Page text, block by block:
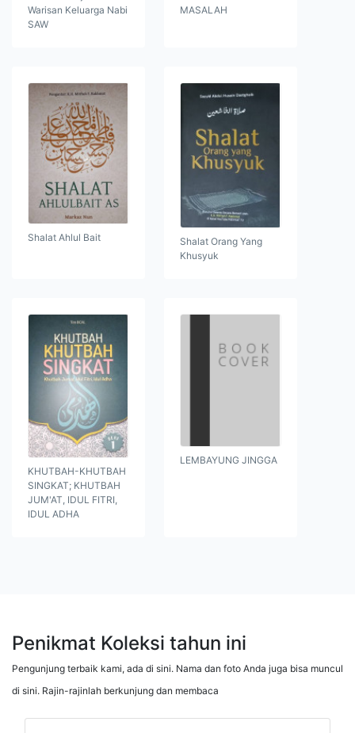
Warisan Keluarga Nabi
SAW
MASALAH
Shalat Ahlul Bait
Shalat Orang Yang
Khusyuk
KHUTBAH-KHUTBAH
SINGKAT; KHUTBAH
JUM'AT, IDUL FITRI,
IDUL ADHA
LEMBAYUNG JINGGA
Penikmat Koleksi tahun ini
Pengunjung terbaik kami, ada di sini. Nama dan foto Anda juga bisa muncul
di sini. Rajin-rajinlah berkunjung dan membaca